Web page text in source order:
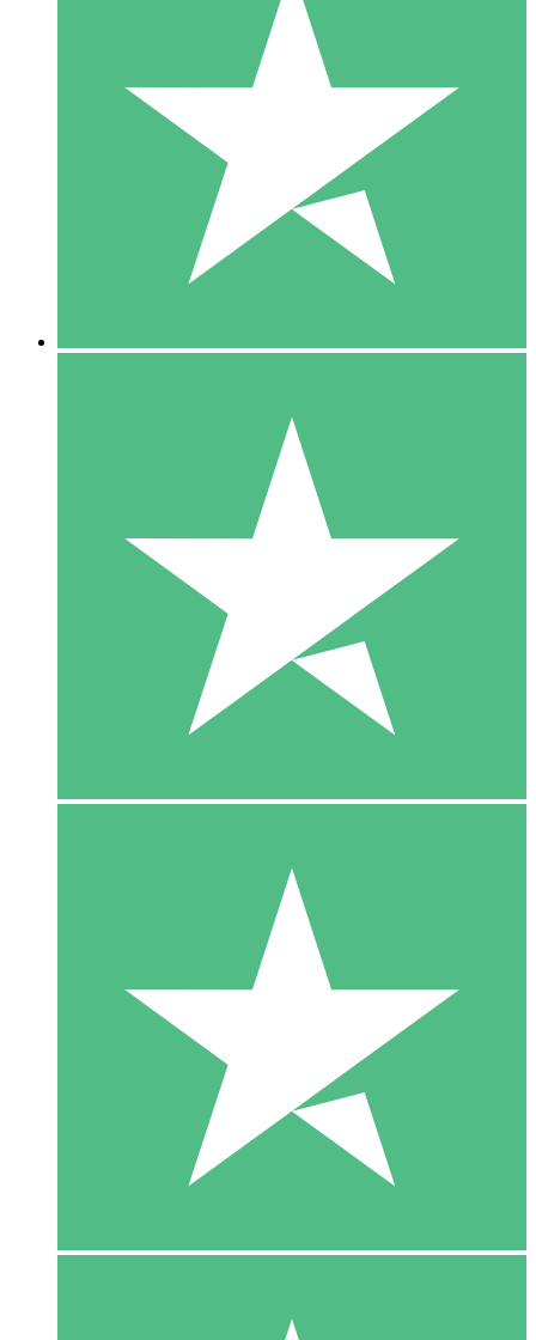
Paquetes de Créditos Individuales
Paga según el uso con créditos de descarga. Sin compromiso
10 00
10 Descargas
20 00